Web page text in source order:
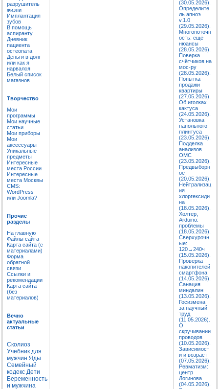
разрушитель
жизни
Имплантация
зубов
В помощь
аспиранту
Дневник
пациента
остеопата
Деньги в долг
или как я
нарвался
Белый список
магазнов
Творчество
Мои
программы
Мои научные
статьи
Мои приборы
Мои
аксессуары
Уникальные
предметы
Интересные
места России
Интересные
места Москвы
CMS:
WordPress
или Joomla?
Прочие
разделы
На главную
Файлы сайта
Карта сайта (с
материалами)
Форма
обратной
связи
Ссылки и
рекомендации
Карта сайта
(без
материалов)
Вечно
актуальные
статьи
Сколиоз
Учебник для
мужчин Яды
Семейный
кодекс Дети
Беременность
и мужчина
(30.05.2026).
Определите
ль апноэ
v.1.0
(29.05.2026).
Многопоточн
ость: ещё
нюансы
(28.05.2026).
Поверка
счётчиков на
мос-ру
(28.05.2026).
Попытка
продажи
квартиры
(27.05.2026).
Об иголках
кактуса
(24.05.2026).
Установка
напольного
плинтуса
(23.05.2026).
Подделка
анализов
ОМС
(23.05.2026).
Предвыборн
ое
(20.05.2026).
Нейтрализац
ия
хлоргексиди
на
(18.05.2026).
Холтер,
Arduino:
проблемы
(18.05.2026).
Сверхурочн
ые:
120→240ч
(15.05.2026).
Проверка
накопителей
смартфона
(14.05.2026).
Санация
миндалин
(13.05.2026).
Госизмена
за научный
труд
(11.05.2026).
О
скручивании
проводов
(10.05.2026).
Зависимост
и и возраст
(07.05.2026).
Ревматизм:
центр
Логинова
(04.05.2026).